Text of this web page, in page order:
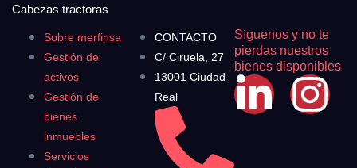
Sobre merfinsa
Gestión de
activos
Gestión de
bienes
inmuebles
Servicios
CONTACTO
C/ Ciruela, 27
13001 Ciudad
Real
Síguenos y no te
pierdas nuestros
bienes disponibles
Cabezas tractoras